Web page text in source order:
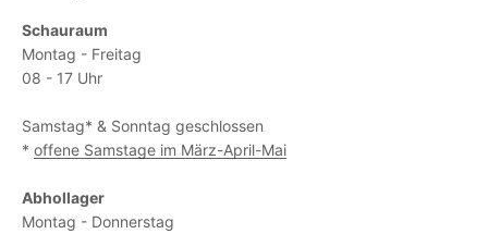
Schauraum
Montag - Freitag
08 - 17 Uhr
Samstag* & Sonntag geschlossen
* offene Samstage im März-April-Mai
Abhollager
Montag - Donnerstag